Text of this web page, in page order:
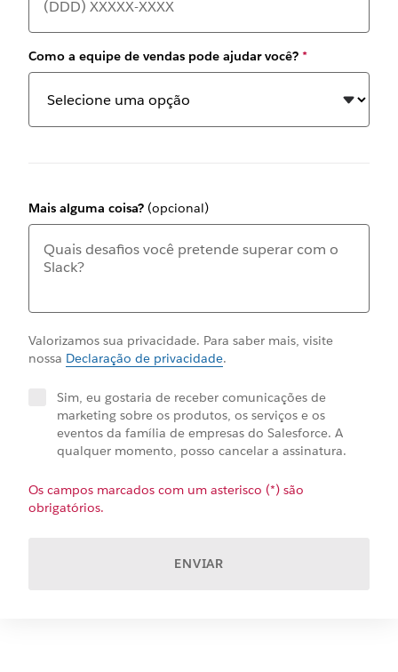
Como a equipe de vendas pode ajudar você? *
Mais alguma coisa? (opcional)
Valorizamos sua privacidade. Para saber mais, visite
nossa Declaração de privacidade.
Sim, eu gostaria de receber comunicações de
marketing sobre os produtos, os serviços e os
eventos da família de empresas do Salesforce. A
qualquer momento, posso cancelar a assinatura.
Os campos marcados com um asterisco (*) são
obrigatórios.
ENVIAR